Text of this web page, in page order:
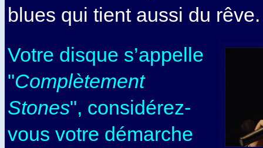
blues qui tient aussi du rêve.
Votre disque s’appelle
"Complètement
Stones", considérez-
vous votre démarche